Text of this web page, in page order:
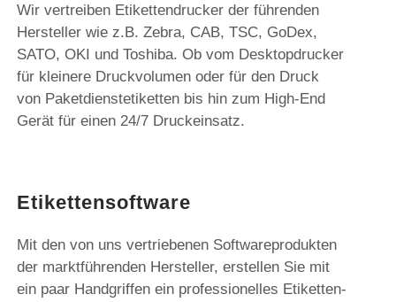
Wir vertreiben Etikettendrucker der führenden
Hersteller wie z.B. Zebra, CAB, TSC, GoDex,
SATO, OKI und Toshiba. Ob vom Desktopdrucker
für kleinere Druckvolumen oder für den Druck
von Paketdienstetiketten bis hin zum High-End
Gerät für einen 24/7 Druckeinsatz.
Etikettensoftware
Mit den von uns vertriebenen Softwareprodukten
der marktführenden Hersteller, erstellen Sie mit
ein paar Handgriffen ein professionelles Etiketten-